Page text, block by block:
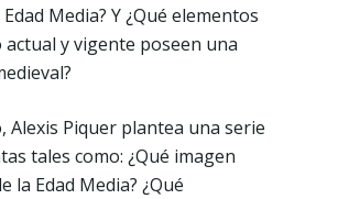
Media? Y ¿Qué elementos
actual y vigente poseen una
Alexis Piquer plantea una serie
tales como: ¿Qué imagen
la Edad Media? ¿Qué